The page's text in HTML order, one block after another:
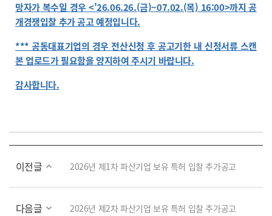
망자가 복수일 경우 <'26.06.26.(금)~07.02.(목) 16:00>까지 공
개경쟁입찰 추가 공고 예정입니다.
*** 공동대표기업의 경우 전산신청 후 공고기한 내 신청서류 스캔
본 업로드가 필요함을 양지하여 주시기 바랍니다.
감사합니다.
이전글 2026년 제1차 파산기업 보유 특허 입찰 추가공고
다음글 2026년 제2차 파산기업 보유 특허 입찰 추가공고